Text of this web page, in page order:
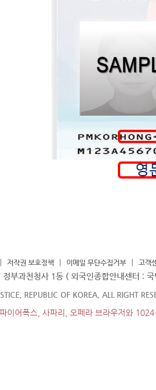
저작권 보호정책 이메일 무단수집거부 고객
부과천청사 1동 ( 외국인종합안내센터 : 국
REPUBLIC OF KOREA. ALL RIGHT
이어폭스, 사파리, 오페라 브라우저와